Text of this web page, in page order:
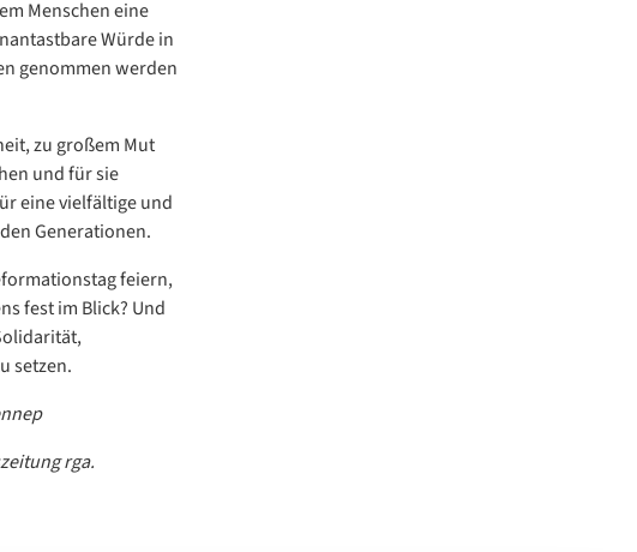
Menschen eine
Würde in
genommen werden
zu großem Mut
und für sie
eine vielfältige und
Generationen.
feiern,
fest im Blick? Und
setzen.
rga.